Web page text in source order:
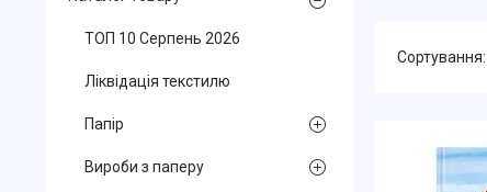
ТОП 10 Серпень 2026
Ліквідація текстилю
Папір
Вироби з паперу